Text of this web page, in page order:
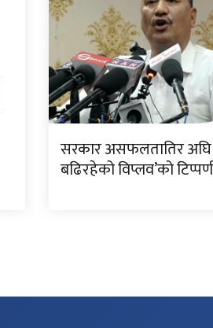
सरकार असफलतातिर अघि
बढिरहेको विप्लव’को